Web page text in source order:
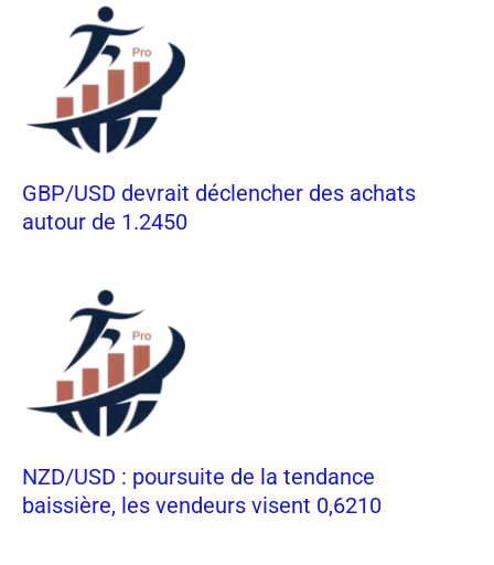
GBP/USD devrait déclencher des achats
autour de 1.2450
NZD/USD : poursuite de la tendance
baissière, les vendeurs visent 0,6210